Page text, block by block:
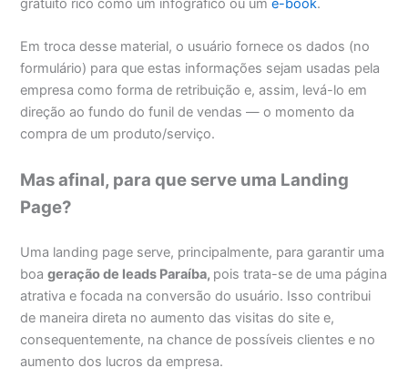
gratuito rico como um infográfico ou ume-book.
Em troca desse material, o usuário fornece os dados (no
formulário) para que estas informações sejam usadas pela
empresa como forma de retribuição e, assim, levá-lo em
direção ao fundo do funil de vendas — o momento da
compra de um produto/serviço.
Mas afinal, para que serve uma Landing
Page?
Uma landing page serve, principalmente, para garantir uma
boageração de leads Paraíba, pois trata-se de uma página
atrativa e focada na conversão do usuário. Isso contribui
de maneira direta no aumento das visitas do site e,
consequentemente, na chance de possíveis clientes e no
aumento dos lucros da empresa.